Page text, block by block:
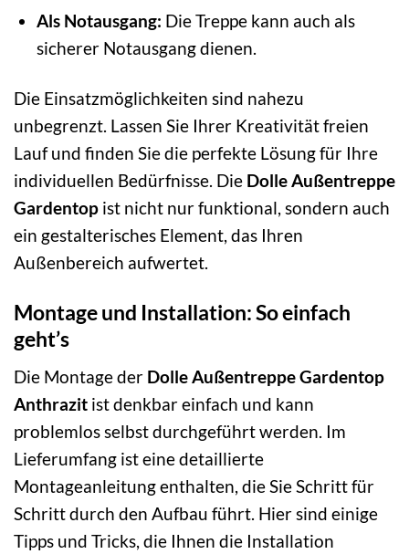
Als Notausgang: Die Treppe kann auch als
sicherer Notausgang dienen.
Die Einsatzmöglichkeiten sind nahezu
unbegrenzt. Lassen Sie Ihrer Kreativität freien
Lauf und finden Sie die perfekte Lösung für Ihre
individuellen Bedürfnisse. Die Dolle Außentreppe
Gardentop ist nicht nur funktional, sondern auch
ein gestalterisches Element, das Ihren
Außenbereich aufwertet.
Montage und Installation: So einfach
geht’s
Die Montage der Dolle Außentreppe Gardentop
Anthrazit ist denkbar einfach und kann
problemlos selbst durchgeführt werden. Im
Lieferumfang ist eine detaillierte
Montageanleitung enthalten, die Sie Schritt für
Schritt durch den Aufbau führt. Hier sind einige
Tipps und Tricks, die Ihnen die Installation